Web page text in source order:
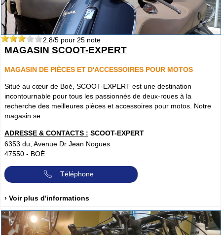
2.8/5 pour 25 note
MAGASIN SCOOT-EXPERT
MAGASIN DE PIÈCES ET D'ACCESSOIRES POUR MOTOS
Situé au cœur de Boé, SCOOT-EXPERT est une destination
incontournable pour tous les passionnés de deux-roues à la
recherche des meilleures pièces et accessoires pour motos. Notre
magasin se ...
ADRESSE & CONTACTS : SCOOT-EXPERT
6353 du, Avenue Dr Jean Nogues
47550 - BOÉ
Téléphone
› Voir plus d'informations